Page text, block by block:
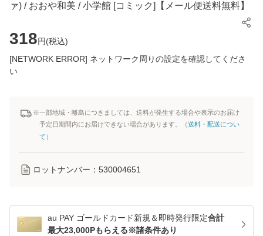
ァ) / おおや和美 / 小学館 [コミック]【メール便送料無料】
318円(税込)
[NETWORK ERROR] ネットワーク周りの設定を確認してくださ
い
※一部地域・離島につきましては、送料が発生する場合や表示のお届け
予定日期間内にお届けできない場合があります。（送料・配送につい
て ）
ロットナンバー： 530004651
au PAY ゴールドカード新規＆即時発行限定合計
最大23,000Pもらえる※諸条件あり